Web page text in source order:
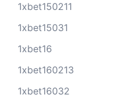
1xbet150211
1xbet15031
1xbet16
1xbet160213
1xbet16032